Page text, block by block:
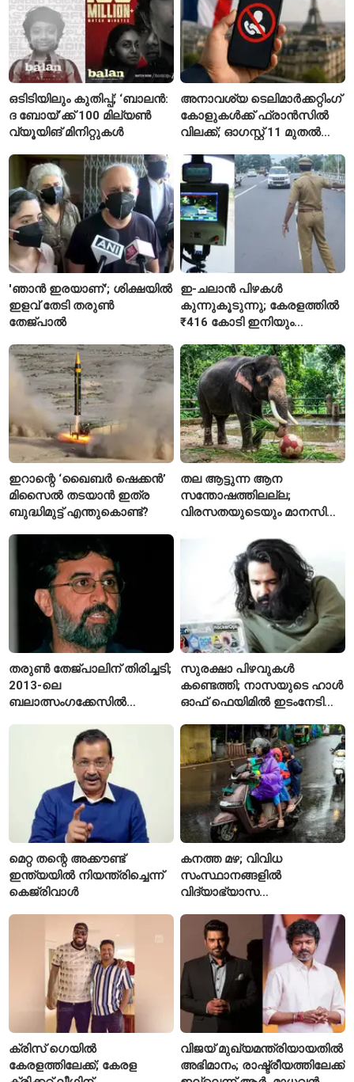
ഒടിടിയിലും കുതിപ്പ്; ‘ബാലൻ:
ദ ബോയ്’ക്ക് 100 മില്യൺ
വ്യൂയിങ് മിനിറ്റുകൾ
അനാവശ്യ ടെലിമാർക്കറ്റിംഗ്
കോളുകൾക്ക് ഫ്രാൻസിൽ
വിലക്ക്; ഓഗസ്റ്റ് 11 മുതൽ
'ഞാൻ ഇരയാണ്'; ശിക്ഷയിൽ
ഇളവ് തേടി തരുണ്‍
തേജ്പാൽ
ഇ-ചലാൻ പിഴകൾ
കുന്നുകൂടുന്നു; കേരളത്തിൽ
₹416 കോടി ഇനിയും
ഇറാന്റെ ‘ഖൈബർ ഷെക്കൻ’
മിസൈൽ തടയാൻ ഇത്ര
ബുദ്ധിമുട്ട് എന്തുകൊണ്ട്?
തല ആട്ടുന്ന ആന
സന്തോഷത്തിലല്ല;
വിരസതയുടെയും മാനസിക
ലക്ഷണമെന്ന് വിദഗ്ധർ
തരുൺ തേജ്പാലിന് തിരിച്ചടി;
2013-ലെ
ബലാത്സംഗക്കേസിൽ
ഹൈക്കോടതി
സുരക്ഷാ പിഴവുകൾ
കണ്ടെത്തി; നാസയുടെ ഹാൾ
ഓഫ് ഫെയിമിൽ ഇടംനേടി
മെറ്റ തന്റെ അക്കൗണ്ട്
ഇന്ത്യയിൽ നിയന്ത്രിച്ചെന്ന്
കെജ്‌രിവാൾ
കനത്ത മഴ; വിവിധ
സംസ്ഥാനങ്ങളിൽ
വിദ്യാഭ്യാസ
പ്രഖ്യാപിച്ചു
ക്രിസ് ഗെയിൽ
കേരളത്തിലേക്ക്; കേരള
വിജയ് മുഖ്യമന്ത്രിയായതിൽ
അഭിമാനം; രാഷ്ട്രീയത്തിലേക്ക്